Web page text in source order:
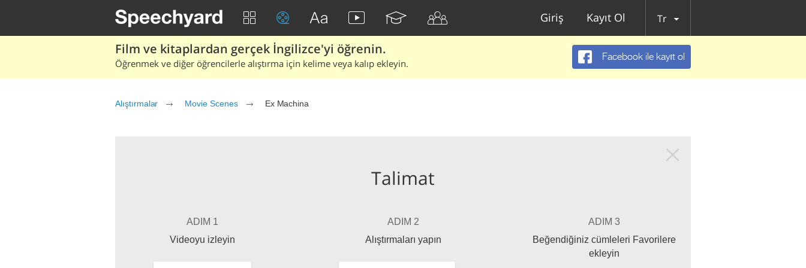
Giriş Kayıt Ol Tr
Film ve kitaplardan gerçek İngilizce'yi öğrenin.
Öğrenmek ve diğer öğrencilerle alıştırma için kelime veya kalıp ekleyin.
Facebook ile kayıt ol
Alıştırmalar Movie Scenes Ex Machina
Talimat
ADIM 1
Videoyu izleyin
ADIM 2
Alıştırmaları yapın
ADIM 3
Beğendiğiniz cümleleri Favorilere
ekleyin